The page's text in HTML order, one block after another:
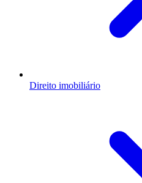
Direito imobiliário